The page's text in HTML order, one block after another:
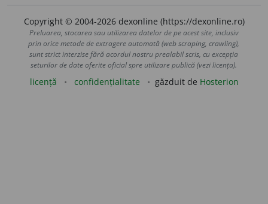
Copyright © 2004-2026 dexonline (https://dexonline.ro)
Preluarea, stocarea sau utilizarea datelor de pe acest site, inclusiv
prin orice metode de extragere automată (web scraping, crawling),
sunt strict interzise fără acordul nostru prealabil scris, cu excepția
seturilor de date oferite oficial spre utilizare publică (vezi licența).
licență confidențialitate găzduit de Hosterion